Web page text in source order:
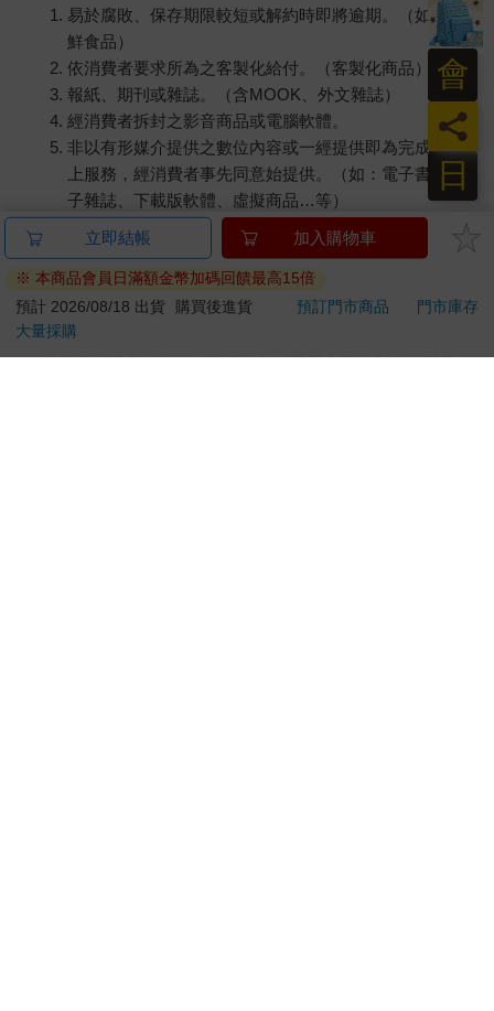
易於腐敗、保存期限較短或解約時即將逾期。（如：生
鮮食品）
依消費者要求所為之客製化給付。（客製化商品）
報紙、期刊或雜誌。（含MOOK、外文雜誌）
經消費者拆封之影音商品或電腦軟體。
非以有形媒介提供之數位內容或一經提供即為完成之線
上服務，經消費者事先同意始提供。（如：電子書、電
子雜誌、下載版軟體、虛擬商品…等）
已拆封之個人衛生用品。（如：內衣褲、刮鬍刀、除毛
若非上列種類商品，均享有到貨7天的猶豫期（含例假
日）。
辦理退換貨時，商品（組合商品恕無法接受單獨退貨）必須
是您收到商品時的原始狀態（包含商品本體、配件、贈品、
日
員
會